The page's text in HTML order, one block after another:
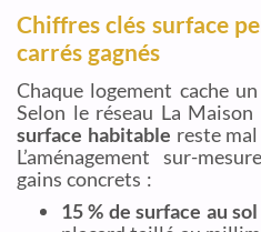
Chiffres clés surface
carrés gagnés
Chaque logement cache
Selon le réseau La Maison
surface habitable reste
L’aménagement sur-
gains concrets :
15 % de surface au